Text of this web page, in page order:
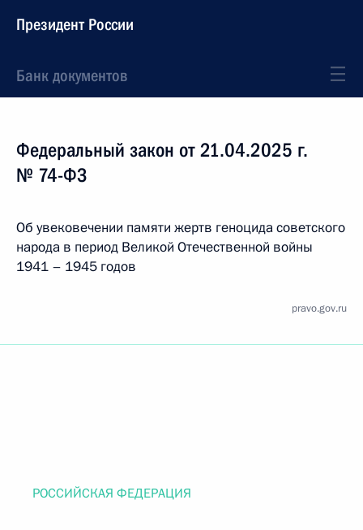
Президент России
Банк документов
Федеральный закон от 21.04.2025 г.
№ 74-ФЗ
Об увековечении памяти жертв геноцида советского
народа в период Великой Отечественной войны
1941 – 1945 годов
pravo.gov.ru
РОССИЙСКАЯ ФЕДЕРАЦИЯ